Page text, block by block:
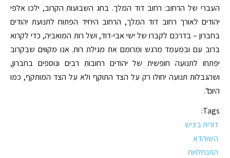
העברי של הרחוב: רחוב דוד המלך. בחג השבועות הקרוב, ילכו אלפי
יהודים לאורך רחוב דוד המלך, הרחוב היחיד הפתוח לתנועת יהודים
בחברון – בדרכם לקברו של ישי אבי-דוד, ושל רות המואביה, כדי לקרוא
ברוב עם ובמעמד מרגש ומרומם את מגילת רות. אנו מקווים שבקרוב
יפתחו לתנועה חופשית של יהודים רחובות רבים ונוספים בחברון,
ושהגבלות תנועה יחולו רק על הצד התוקף ולא על הצד המותקף, כמו
היום".
Tags:
דורית ביניש
השוהדא
התנחלויות